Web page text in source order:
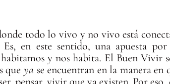
todo lo vivo y no vivo está
Es, en este sentido, una apuesta
y nos habita. El Buen Vivir
que ya se encuentran en la manera en